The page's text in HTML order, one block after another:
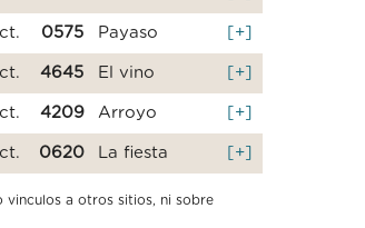
0575 Payaso [+]
4645 El vino [+]
4209 Arroyo [+]
0620 La fiesta [+]
vinculos a otros sitios, ni sobre